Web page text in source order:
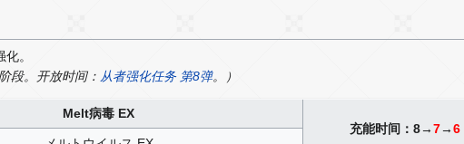
化。
段。开放时间： 从者强化任务 第8弹。）
Melt病毒 EX
充能时间：8→7→6